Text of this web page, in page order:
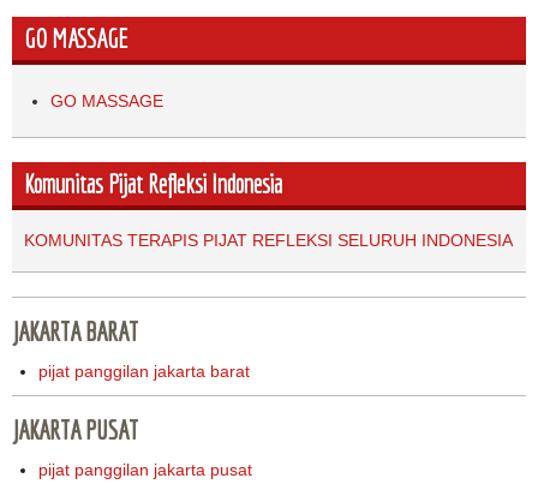
GO MASSAGE
GO MASSAGE
Komunitas Pijat Refleksi Indonesia
KOMUNITAS TERAPIS PIJAT REFLEKSI SELURUH INDONESIA
JAKARTA BARAT
pijat panggilan jakarta barat
JAKARTA PUSAT
pijat panggilan jakarta pusat